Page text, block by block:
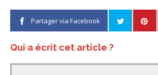
Partager via Facebook
Qui a écrit cet article ?